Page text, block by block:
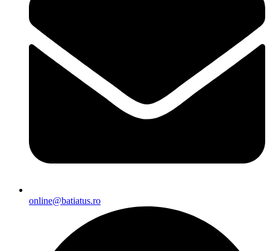
online@batiatus.ro